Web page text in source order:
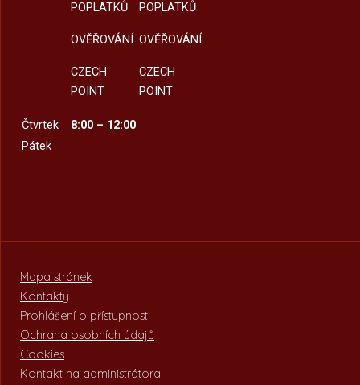
POPLATKŮ
OVĚŘOVÁNÍ
CZECH
POINT
POPLATKŮ
OVĚŘOVÁNÍ
CZECH
POINT
Čtvrtek
8:00 – 12:00
Pátek
Mapa stránek
Kontakty
Prohlášení o přístupnosti
Ochrana osobních údajů
Cookies
Kontakt na administrátora